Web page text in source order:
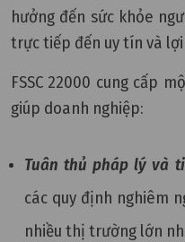
hưởng đến sức khỏe
trực tiếp đến uy tín và
FSSC 22000 cung cấp
giúp doanh nghiệp:
Tuân thủ pháp lý và
các quy định nghiêm
nhiều thị trường lớn